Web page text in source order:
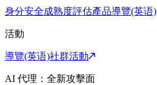
身分安全成熟度評估產品導覽(英语)
活動
導覽(英语)社群活動
AI 代理：全新攻擊面